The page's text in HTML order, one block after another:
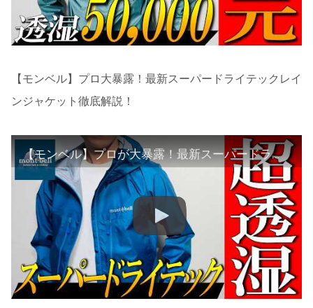
【モンベル】プロ大暴露！最新スーパードライテックレイ
ンジャケット徹底解説！
【モンベル】プロが大暴露！最新スーパードライテックレインジャケットを徹底解説！